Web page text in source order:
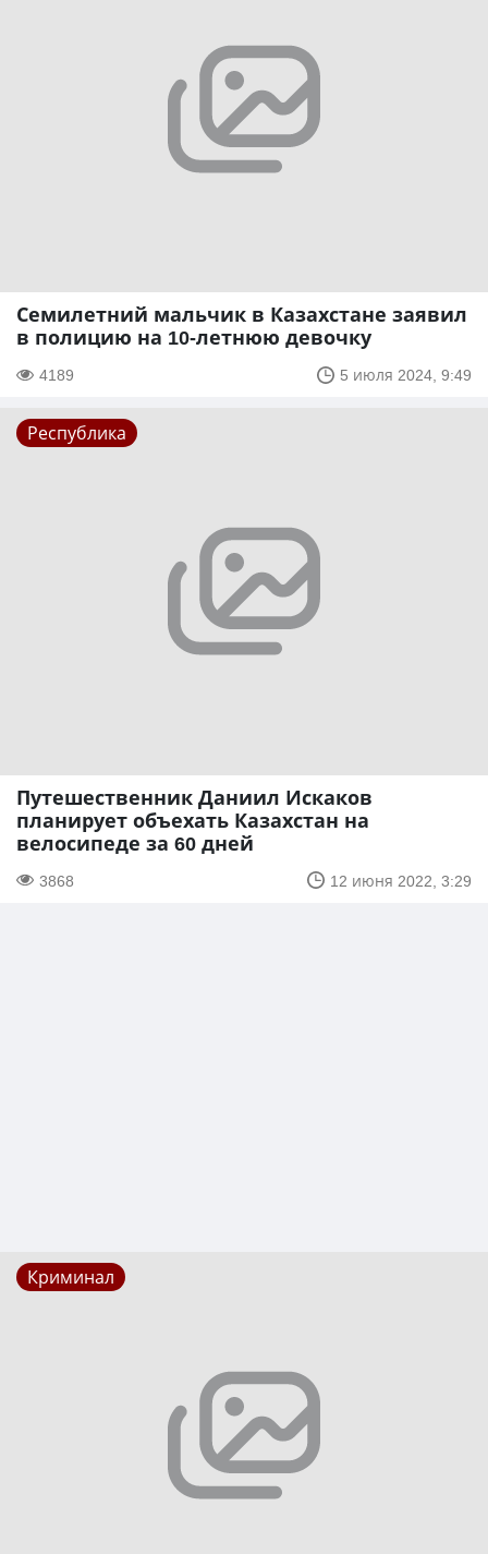
Семилетний мальчик в Казахстане заявил
в полицию на 10-летнюю девочку
4189 5 июля 2024, 9:49
Республика
Путешественник Даниил Искаков
планирует объехать Казахстан на
велосипеде за 60 дней
3868 12 июня 2022, 3:29
Криминал